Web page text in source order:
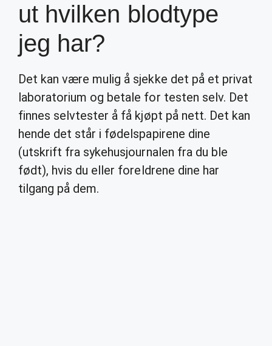
ut hvilken blodtype
jeg har?
Det kan være mulig å sjekke det på et privat
laboratorium og betale for testen selv. Det
finnes selvtester å få kjøpt på nett. Det kan
hende det står i fødelspapirene dine
(utskrift fra sykehusjournalen fra du ble
født), hvis du eller foreldrene dine har
tilgang på dem.